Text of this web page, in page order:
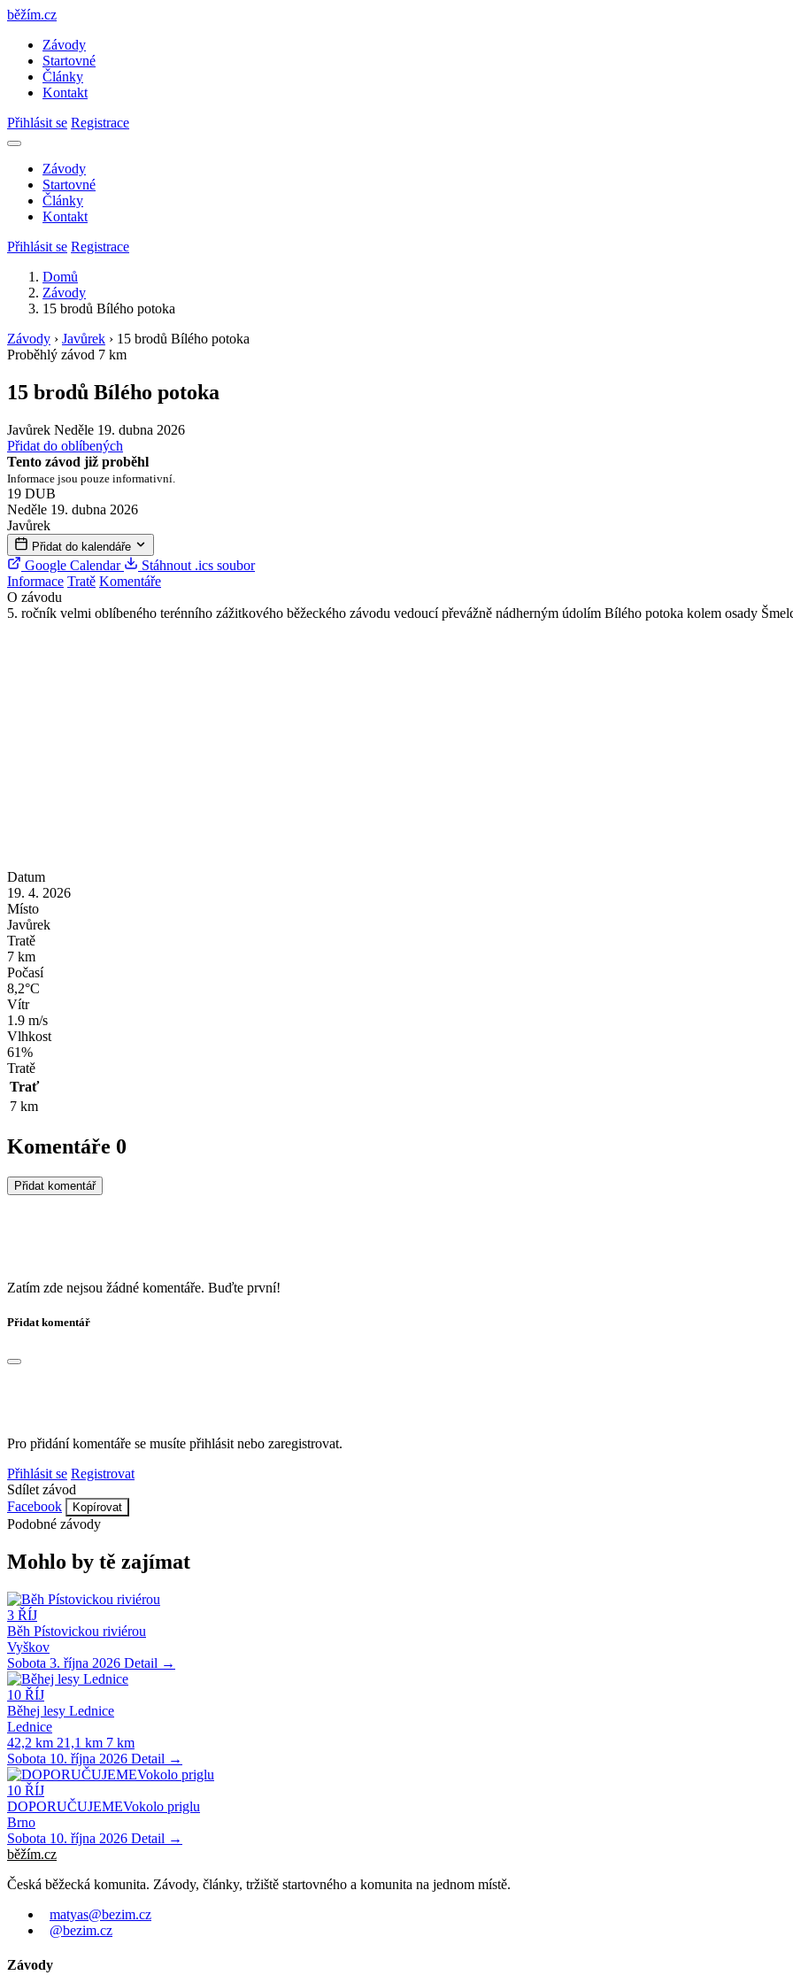
běžím.cz
Závody
Startovné
Články
Kontakt
Přihlásit se Registrace
Závody
Startovné
Články
Kontakt
Přihlásit se Registrace
Domů
Závody
15 brodů Bílého potoka
Závody › Javůrek › 15 brodů Bílého potoka
Proběhlý závod 7 km
15 brodů Bílého potoka
Javůrek Neděle 19. dubna 2026
Přidat do oblíbených
Tento závod již proběhl
Informace jsou pouze informativní.
19 DUB
Neděle 19. dubna 2026
Javůrek
Přidat do kalendáře
Google Calendar
Stáhnout .ics soubor
Informace Tratě Komentáře
O závodu
5. ročník velmi oblíbeného terénního zážitkového běžeckého závodu vedoucí převážně nádherným údolím Bílého potoka kolem osady
Datum
19. 4. 2026
Místo
Javůrek
Tratě
7 km
Počasí
8,2°C
Vítr
1.9 m/s
Vlhkost
61%
Tratě
Trať
7 km
Komentáře 0
Přidat komentář
Zatím zde nejsou žádné komentáře. Buďte první!
Přidat komentář
Pro přidání komentáře se musíte přihlásit nebo zaregistrovat.
Přihlásit se Registrovat
Sdílet závod
Facebook
Kopírovat
Podobné závody
Mohlo by tě zajímat
3 ŘÍJ
Běh Pístovickou riviérou
Vyškov
Sobota 3. října 2026 Detail →
10 ŘÍJ
Běhej lesy Lednice
Lednice
42,2 km 21,1 km 7 km
Sobota 10. října 2026 Detail →
10 ŘÍJ
DOPORUČUJEMEVokolo priglu
Brno
Sobota 10. října 2026 Detail →
běžím.cz
Česká běžecká komunita. Závody, články, tržiště startovného a komunita na jednom místě.
matyas@bezim.cz
@bezim.cz
Závody